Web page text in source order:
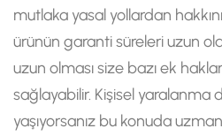
mutlaka yasal yollardan
ürünün garanti süreleri uzun
uzun olması size bazı ek
sağlayabilir. Kişisel yaralanma
yaşıyorsanız bu konuda